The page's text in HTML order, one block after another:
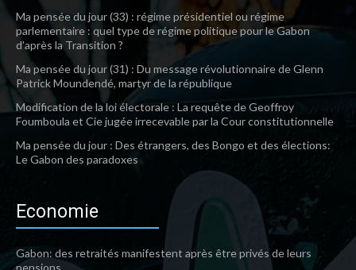
Ma pensée du jour (33) : régime présidentiel ou régime
parlementaire : quel type de régime politique pour le Gabon
d’après la Transition ?
Ma pensée du jour (31) : Du message révolutionnaire de Glenn
Patrick Moundendé, martyr de la république
Modification de la loi électorale : La requête de Geoffroy
Foumboula et Cie jugée irrecevable par la Cour constitutionnelle
Ma pensée du jour : Des étrangers, des Bongo et des élections:
Le Gabon des paradoxes
Economie
Gabon: des retraités manifestent après être privés de leurs
pensions